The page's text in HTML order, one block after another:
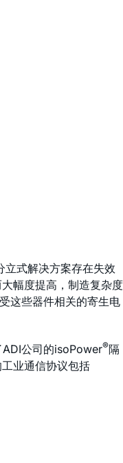
式解决方案存在失效
幅度提高，制造复杂度
这些器件相关的寄生电
公司的isoPower®隔
业通信协议包括